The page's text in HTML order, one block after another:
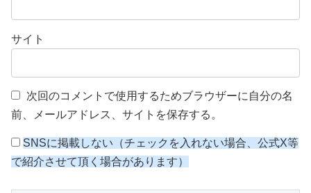
サイト
次回のコメントで使用するためブラウザーに自分の名
前、メールアドレス、サイトを保存する。
SNSに掲載しない（チェックを入れない場合、公式X等
で紹介させて頂く場合があります）